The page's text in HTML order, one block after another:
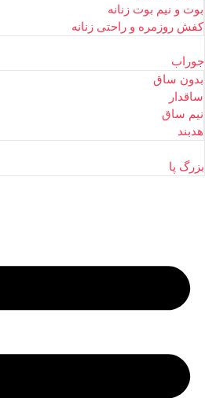
بوت و نیم بوت زنانه
کفش روزمره و راحتی زنانه
جوراب
بدون ساق
ساقدار
نیم ساق
هدبند
بزرگ پا